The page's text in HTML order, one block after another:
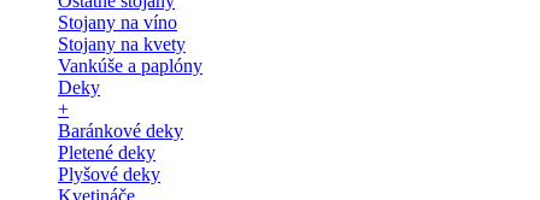
Stojany na víno
Stojany na kvety
Vankúše a paplóny
Deky
+
Baránkové deky
Pletené deky
Plyšové deky
Kvetináče